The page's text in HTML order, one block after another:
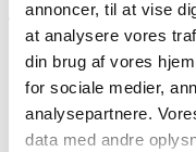
annoncer, til at vise
at analysere vores
din brug af vores
for sociale medier,
analysepartnere.
data med andre
11/10/2021